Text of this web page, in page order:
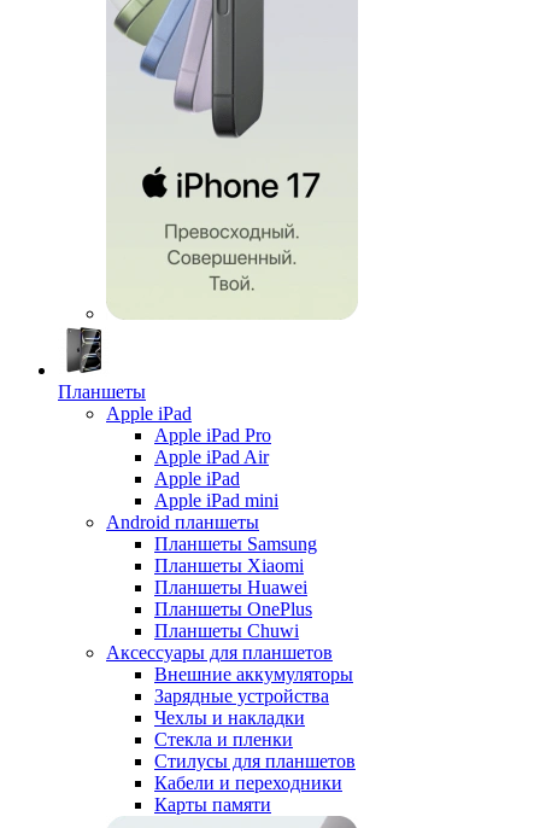
Планшеты
Apple iPad
Apple iPad Pro
Apple iPad Air
Apple iPad
Apple iPad mini
Android планшеты
Планшеты Samsung
Планшеты Xiaomi
Планшеты Huawei
Планшеты OnePlus
Планшеты Chuwi
Аксессуары для планшетов
Внешние аккумуляторы
Зарядные устройства
Чехлы и накладки
Стекла и пленки
Стилусы для планшетов
Кабели и переходники
Карты памяти